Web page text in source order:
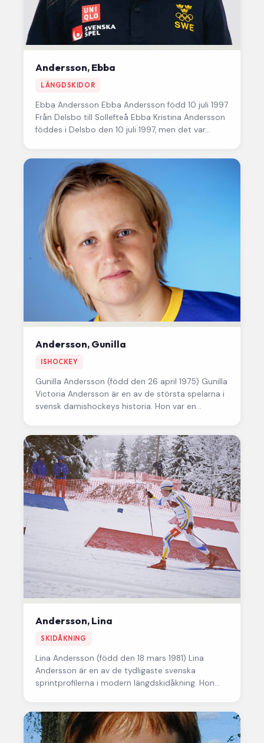
Andersson, Ebba
LÄNGDSKIDOR
Ebba Andersson Ebba Andersson född 10 juli 1997
Från Delsbo till Sollefteå Ebba Kristina Andersson
föddes i Delsbo den 10 juli 1997, men det var…
Andersson, Gunilla
ISHOCKEY
Gunilla Andersson (född den 26 april 1975) Gunilla
Victoria Andersson är en av de största spelarna i
svensk damishockeys historia. Hon var en
Andersson, Lina
SKIDÅKNING
Lina Andersson (född den 18 mars 1981) Lina
Andersson är en av de tydligaste svenska
sprintprofilerna i modern längdskidåkning. Hon